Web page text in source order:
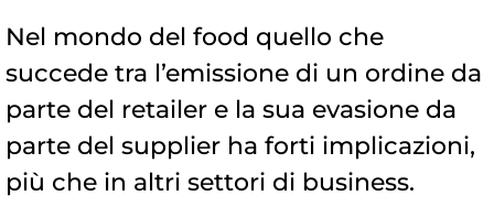
Nel mondo del food quello che
succede tra l’emissione di un ordine da
parte del retailer e la sua evasione da
parte del supplier ha forti implicazioni,
più che in altri settori di business.